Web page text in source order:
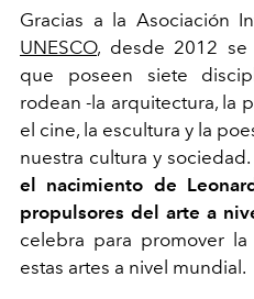
Gracias a la Asociación
UNESCO, desde 2012 se
que poseen siete
rodean -la arquitectura, la
el cine, la escultura y la
nuestra cultura y sociedad.
el nacimiento de
propulsores del arte a
celebra para promover
estas artes a nivel mundial.